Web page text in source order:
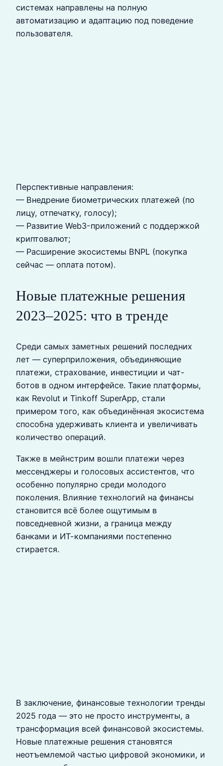
системах направлены на полную
автоматизацию и адаптацию под поведение
пользователя.
Перспективные направления:
— Внедрение биометрических платежей (по
лицу, отпечатку, голосу);
— Развитие Web3-приложений с поддержкой
криптовалют;
— Расширение экосистемы BNPL (покупка
сейчас — оплата потом).
Новые платежные решения
2023–2025: что в тренде
Среди самых заметных решений последних
лет — суперприложения, объединяющие
платежи, страхование, инвестиции и чат-
ботов в одном интерфейсе. Такие платформы,
как Revolut и Tinkoff SuperApp, стали
примером того, как объединённая экосистема
способна удерживать клиента и увеличивать
количество операций.
Также в мейнстрим вошли платежи через
мессенджеры и голосовых ассистентов, что
особенно популярно среди молодого
поколения. Влияние технологий на финансы
становится всё более ощутимым в
повседневной жизни, а граница между
банками и ИТ-компаниями постепенно
стирается.
В заключение, финансовые технологии тренды
2025 года — это не просто инструменты, а
трансформация всей финансовой экосистемы.
Новые платежные решения становятся
неотъемлемой частью цифровой экономики, и